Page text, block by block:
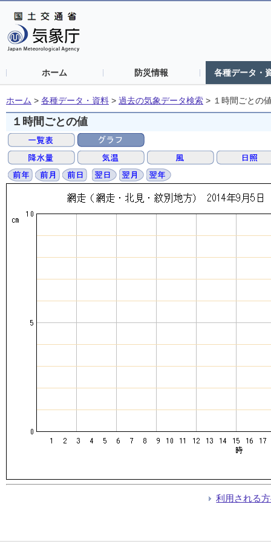
ホーム 防災情報 各種データ・
ホーム > 各種データ・資料 > 過去の気象データ検索 > １時間ごとの
１時間ごとの値
利用される